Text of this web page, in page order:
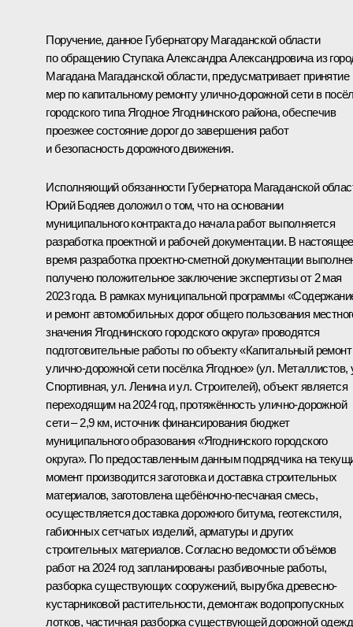
Поручение, данное Губернатору Магаданской области
по обращению Ступака Александра Александровича из
Магадана Магаданской области, предусматривает принятие
мер по капитальному ремонту улично-дорожной сети в
городского типа Ягодное Ягоднинского района, обеспечив
проезжее состояние дорог до завершения работ
и безопасность дорожного движения.
Исполняющий обязанности Губернатора Магаданской
Юрий Бодяев доложил о том, что на основании
муниципального контракта до начала работ выполняется
разработка проектной и рабочей документации. В настоящее
время разработка проектно-сметной документации
получено положительное заключение экспертизы от 2 мая
2023 года. В рамках муниципальной программы
и ремонт автомобильных дорог общего пользования
значения Ягоднинского городского округа» проводятся
подготовительные работы по объекту «Капитальный ремонт
улично-дорожной сети посёлка Ягодное» (ул. Металлистов,
Спортивная, ул. Ленина и ул. Строителей), объект является
переходящим на 2024 год, протяжённость улично-дорожной
сети – 2,9 км, источник финансирования бюджет
муниципального образования «Ягоднинского городского
округа». По предоставленным данным подрядчика на
момент производится заготовка и доставка строительных
материалов, заготовлена щебёночно-песчаная смесь,
осуществляется доставка дорожного битума, геотекстиля,
габионных сетчатых изделий, арматуры и других
строительных материалов. Согласно ведомости объёмов
работ на 2024 год запланированы разбивочные работы,
разборка существующих сооружений, вырубка древесно-
кустарниковой растительности, демонтаж водопропускных
лотков, частичная разборка существующей дорожной